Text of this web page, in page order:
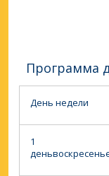
Программа
День недели
1
день